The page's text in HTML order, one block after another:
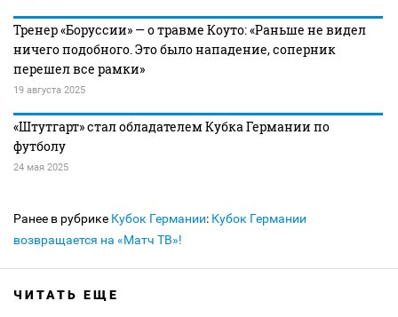
Тренер «Боруссии» — о травме Коуто: «Раньше не видел
ничего подобного. Это было нападение, соперник
перешел все рамки»
19 августа 2025
«Штутгарт» стал обладателем Кубка Германии по
футболу
24 мая 2025
Ранее в рубрике Кубок Германии: Кубок Германии
возвращается на «Матч ТВ»!
ЧИТАТЬ ЕЩЕ